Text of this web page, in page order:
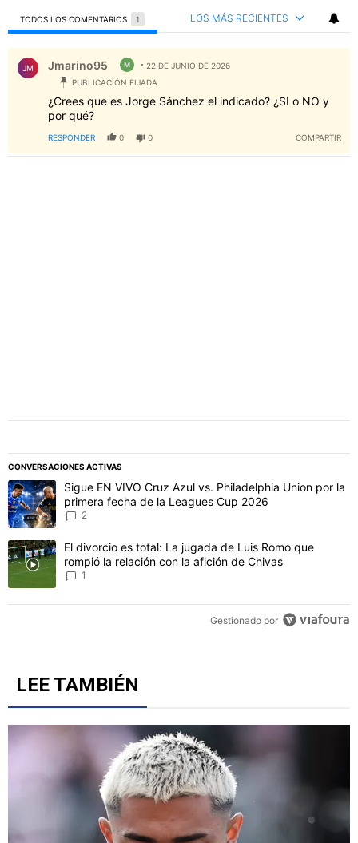
TODOS LOS COMENTARIOS 1 LOS MÁS RECIENTES
Todos los comentarios
Comentario de Jmarino95.
JM Jmarino95 M
22 DE JUNIO DE 2026
PUBLICACIÓN FIJADA
¿Crees que es Jorge Sánchez el indicado? ¿SI o NO y
por qué?
RESPONDER 0 0 COMPARTIR
CONVERSACIONES ACTIVAS
Este listado muestra los artículos con más comentarios en los
Un artículo de tendencia con el título "Sigue EN VIVO Cruz Azul
Sigue EN VIVO Cruz Azul vs. Philadelphia Union por la
primera fecha de la Leagues Cup 2026
2
Un artículo de tendencia con el título "El divorcio es total: La
El divorcio es total: La jugada de Luis Romo que
rompió la relación con la afición de Chivas
1
Gestionado por
LEE TAMBIÉN